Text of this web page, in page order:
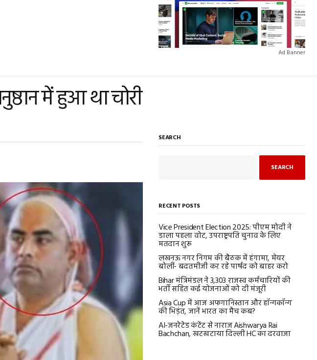
Ad Banner
में हुआ था चोरी
SEARCH
SEARCH
RECENT POSTS
Vice President Election 2025: पीएम मोदी ने
डाला पहला वोट, उपराष्ट्रपति चुनाव के लिए
मतदान शुरू
लखनऊ नगर निगम की बैठक में हंगामा, मेयर
बोलीं- बदतमीजी कर रहे पार्षद को बाहर करो
Bihar मंत्रिमंडल ने 3,303 राजस्व कर्मचारियों की
भर्ती सहित कई योजनाओं को दी मंजूरी
Asia Cup में आज अफगानिस्तान और हॉन्गकॉन्ग
की भिड़ंत, जानें भारत का मैच कब?
AI-जनरेटेड कंटेंट से नाराज Aishwarya Rai
Bachchan, खटखटाया दिल्ली HC का दरवाजा